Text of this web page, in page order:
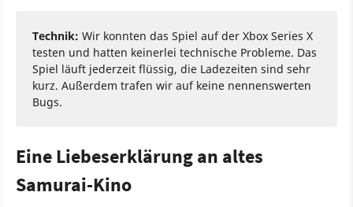
Technik: Wir konnten das Spiel auf der Xbox Series X
testen und hatten keinerlei technische Probleme. Das
Spiel läuft jederzeit flüssig, die Ladezeiten sind sehr
kurz. Außerdem trafen wir auf keine nennenswerten
Bugs.
Eine Liebeserklärung an altes
Samurai-Kino